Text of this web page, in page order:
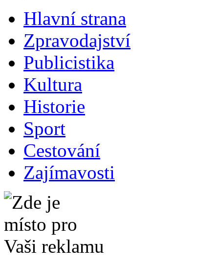
Hlavní strana
Zpravodajství
Publicistika
Kultura
Historie
Sport
Cestování
Zajímavosti